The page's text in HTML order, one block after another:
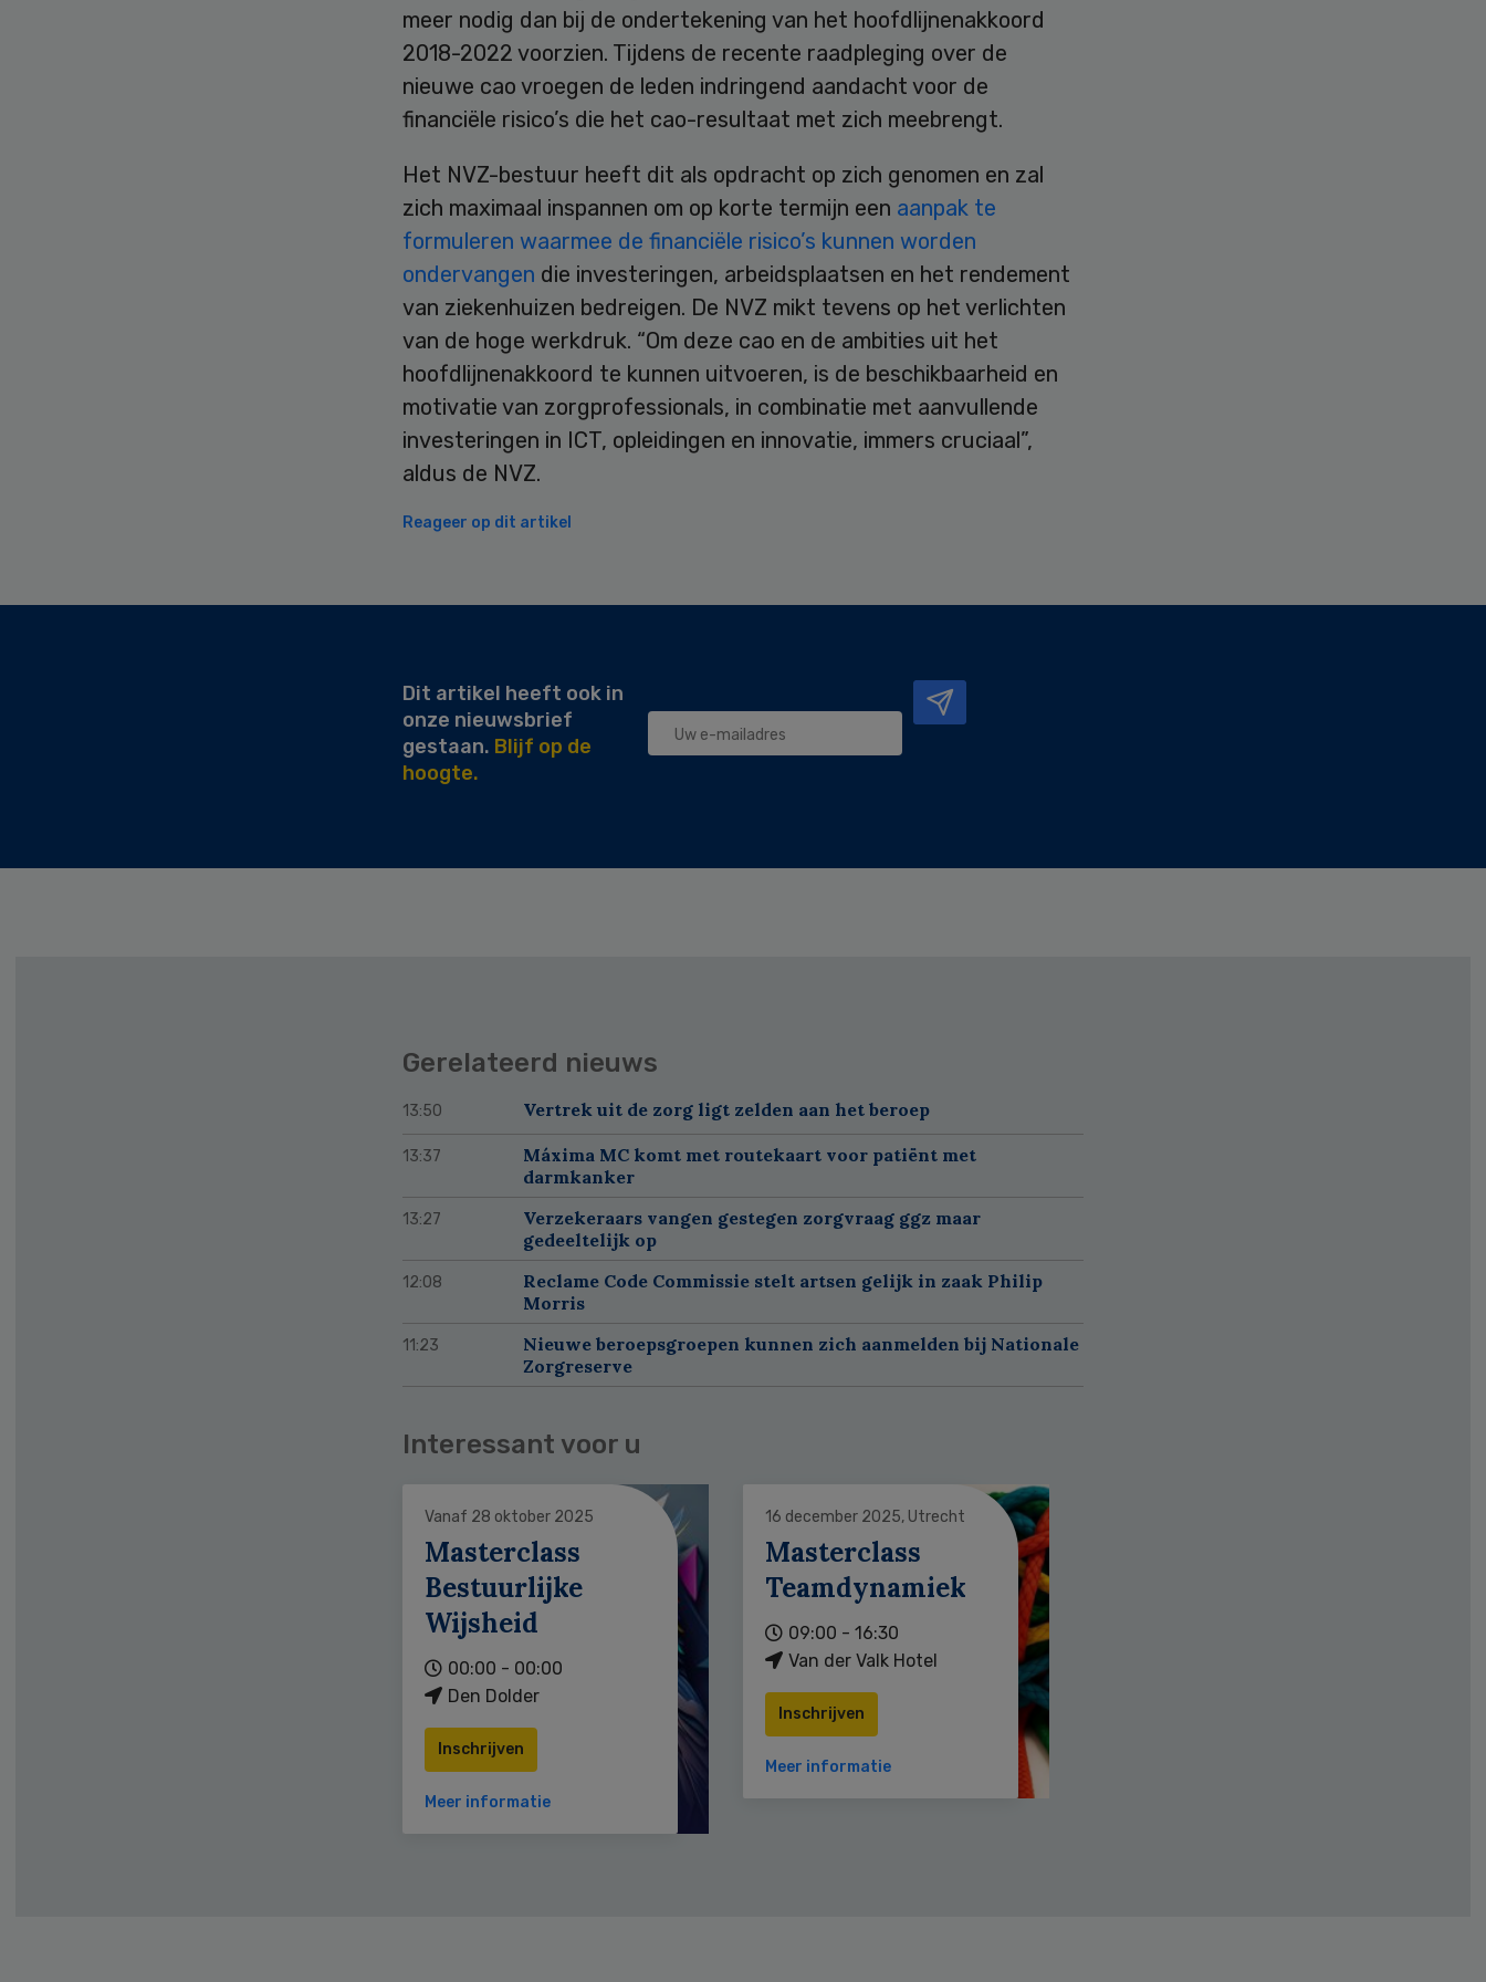
meer nodig dan bij de ondertekening van het hoofdlijnenakkoord
2018-2022 voorzien. Tijdens de recente raadpleging over de
nieuwe cao vroegen de leden indringend aandacht voor de
financiële risico’s die het cao-resultaat met zich meebrengt.
Het NVZ-bestuur heeft dit als opdracht op zich genomen en zal
zich maximaal inspannen om op korte termijn een aanpak te
formuleren waarmee de financiële risico’s kunnen worden
ondervangen die investeringen, arbeidsplaatsen en het rendement
van ziekenhuizen bedreigen. De NVZ mikt tevens op het verlichten
van de hoge werkdruk. “Om deze cao en de ambities uit het
hoofdlijnenakkoord te kunnen uitvoeren, is de beschikbaarheid en
motivatie van zorgprofessionals, in combinatie met aanvullende
investeringen in ICT, opleidingen en innovatie, immers cruciaal”,
aldus de NVZ.
Reageer op dit artikel
Dit artikel heeft ook in
onze nieuwsbrief
gestaan. Blijf op de
hoogte.
Gerelateerd nieuws
13:50 Vertrek uit de zorg ligt zelden aan het beroep
13:37
Máxima MC komt met routekaart voor patiënt met
darmkanker
13:27
Verzekeraars vangen gestegen zorgvraag ggz maar
gedeeltelijk op
12:08
Reclame Code Commissie stelt artsen gelijk in zaak Philip
Morris
11:23
Nieuwe beroepsgroepen kunnen zich aanmelden bij Nationale
Zorgreserve
Interessant voor u
Vanaf 28 oktober 2025
Masterclass
Bestuurlijke
Wijsheid
00:00 - 00:00
Den Dolder
Inschrijven
Meer informatie
16 december 2025, Utrecht
Masterclass
Teamdynamiek
09:00 - 16:30
Van der Valk Hotel
Inschrijven
Meer informatie